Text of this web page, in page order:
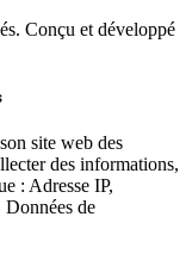
Conçu et développé
site web des
des informations,
: Adresse IP,
de